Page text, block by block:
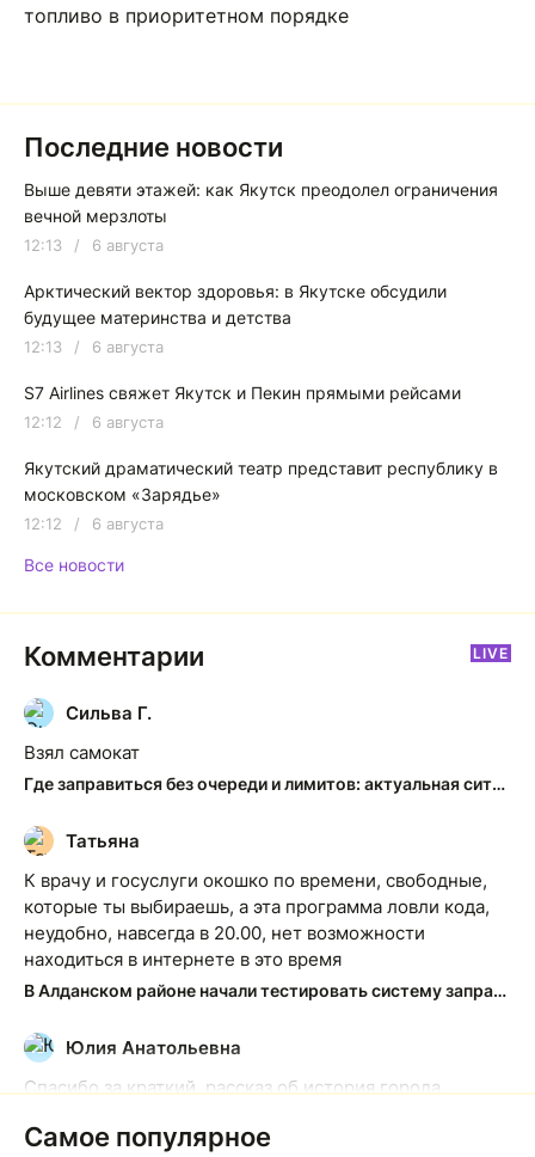
топливо в приоритетном порядке
Последние новости
Выше девяти этажей: как Якутск преодолел ограничения
вечной мерзлоты
12:13 / 6 августа
Арктический вектор здоровья: в Якутске обсудили
будущее материнства и детства
12:13 / 6 августа
S7 Airlines свяжет Якутск и Пекин прямыми рейсами
12:12 / 6 августа
Якутский драматический театр представит республику в
московском «Зарядье»
12:12 / 6 августа
Все новости
Комментарии LIVE
С
Сильва Г.
Взял самокат
Где заправиться без очереди и лимитов: актуальная ситуация на АЗС Якутска
Т
Татьяна
К врачу и госуслуги окошко по времени, свободные,
которые ты выбираешь, а эта программа ловли кода,
неудобно, навсегда в 20.00, нет возможности
находиться в интернете в это время
В Алданском районе начали тестировать систему заправки по QR-кодам
Ю
Юлия Анатольевна
Спасибо за краткий, рассказ об история города
Якутск сквозь века: от острога до столицы республики
Самое популярное